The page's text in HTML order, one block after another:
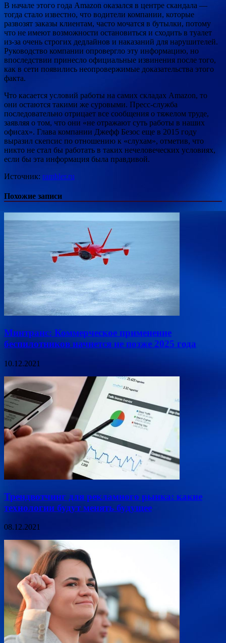
В начале этого года Amazon оказался в центре скандала —
тогда стало известно, что водители компании, которые
развозят заказы клиентам, часто мочатся в бутылки, потому
что не имеют возможности остановиться и сходить в туалет
из-за очень строгих дедлайнов и наказаний для нарушителей.
Руководство компании опровергло эту информацию, но
впоследствии принесло официальные извинения после того,
как в сети появились неопровержимые доказательства этого
факта.
Что касается условий работы на самих складах Amazon, то
они остаются такими же суровыми. Пресс-служба
последовательно отрицает все сообщения о тяжелом труде,
заявляя о том, что они «не отражают суть работы в наших
офисах». Глава компании Джефф Безос еще в 2015 году
выразил скепсис по отношению к «слухам», отметив, что
никто не стал бы работать в таких нечеловеческих условиях,
если бы эта информация была правдивой.
Источник: rambler.ru
Похожие записи
Минтранс: Коммерческое применение
беспилотников начнется не позже 2025 года
10.12.2021
Трендвотчинг для рекламного рынка: какие
технологии будут менять будущее
08.12.2021